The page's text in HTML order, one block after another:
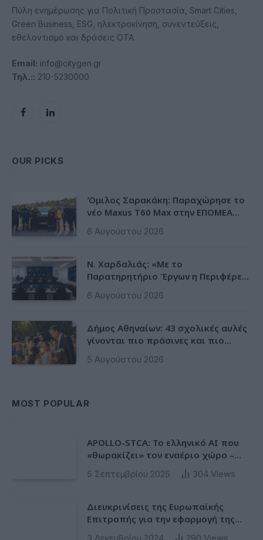
Πύλη ενημέρωσης για Πολιτική Προστασία, Smart Cities,
Green Business, ESG, ηλεκτροκίνηση, συνεντεύξεις,
εθελοντισμό και δράσεις ΟΤΑ.
Email: info@citygen.gr
Τηλ.:: 210-5230000
FacebookLinkedIn
OUR PICKS
Όμιλος Σαρακάκη: Παραχώρησε το
νέο Maxus T60 Max στην ΕΠΟΜΕΑ
6 Αυγούστου 2026
Ν. Χαρδαλιάς: «Με το
Παρατηρητήριο Έργων η Περιφέρεια
ψηφιακό εργαλείο λογοδοσίας»
6 Αυγούστου 2026
Δήμος Αθηναίων: 43 σχολικές αυλές
γίνονται πιο πράσινες και πιο
5 Αυγούστου 2026
MOST POPULAR
APOLLO-STCA: Το ελληνικό AI που
«θωρακίζει» τον εναέριο χώρο –
Φως στην έλλειψη ασφάλειας στα
αεροδρόμια
5 Σεπτεμβρίου 2025 304 Views
Διευκρινίσεις της Ευρωπαϊκής
Επιτροπής για την εφαρμογή της
Ταξινόμησης στην Ευρωπαϊκή Ενωση